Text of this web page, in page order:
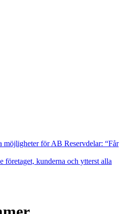
möjligheter för AB Reservdelar: “Får
företaget, kunderna och ytterst alla